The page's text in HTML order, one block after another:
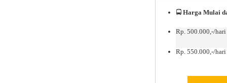
🚍 Harga Mulai
Rp. 500.000,-/
Rp. 550.000,-/